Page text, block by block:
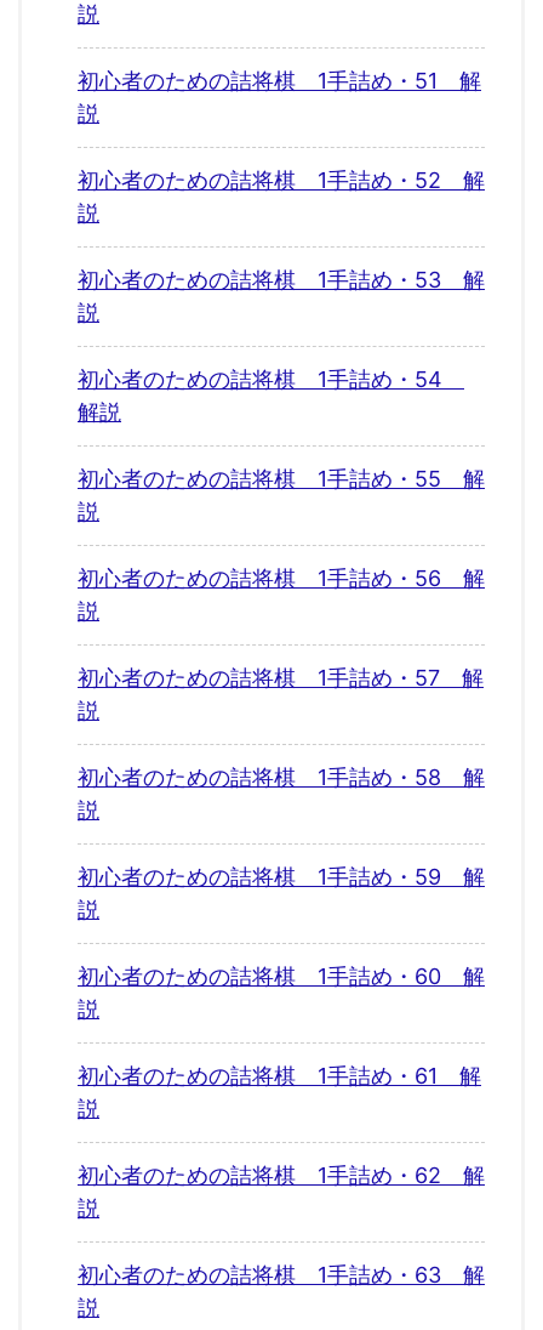
説
初心者のための詰将棋 1手詰め・51 解
説
初心者のための詰将棋 1手詰め・52 解
説
初心者のための詰将棋 1手詰め・53 解
説
初心者のための詰将棋 1手詰め・54
解説
初心者のための詰将棋 1手詰め・55 解
説
初心者のための詰将棋 1手詰め・56 解
説
初心者のための詰将棋 1手詰め・57 解
説
初心者のための詰将棋 1手詰め・58 解
説
初心者のための詰将棋 1手詰め・59 解
説
初心者のための詰将棋 1手詰め・60 解
説
初心者のための詰将棋 1手詰め・61 解
説
初心者のための詰将棋 1手詰め・62 解
説
初心者のための詰将棋 1手詰め・63 解
説